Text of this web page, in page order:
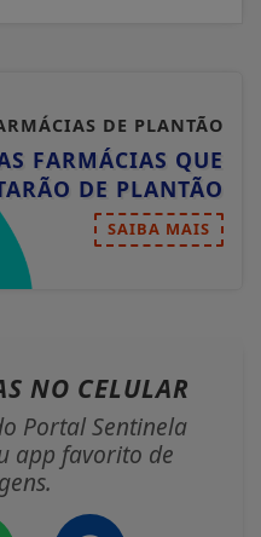
DE PLANTÃO
FARMÁCIAS QUE
DE PLANTÃO
SAIBA MAIS
NO CELULAR
Portal Sentinela
app favorito de